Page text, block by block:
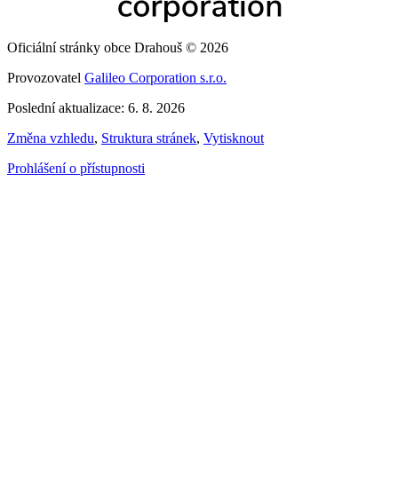
Oficiální stránky obce Drahouš © 2026
Provozovatel Galileo Corporation s.r.o.
Poslední aktualizace: 6. 8. 2026
Změna vzhledu, Struktura stránek, Vytisknout
Prohlášení o přístupnosti